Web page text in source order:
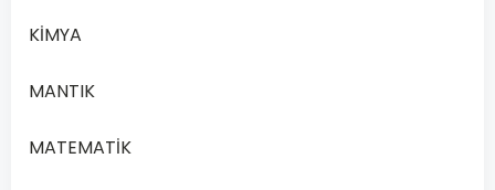
KİMYA
MANTIK
MATEMATİK